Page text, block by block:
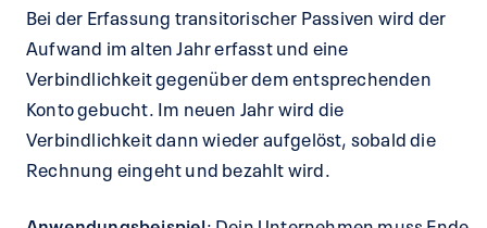
Bei der Erfassung transitorischer Passiven wird der
Aufwand im alten Jahr erfasst und eine
Verbindlichkeit gegenüber dem entsprechenden
Konto gebucht. Im neuen Jahr wird die
Verbindlichkeit dann wieder aufgelöst, sobald die
Rechnung eingeht und bezahlt wird.